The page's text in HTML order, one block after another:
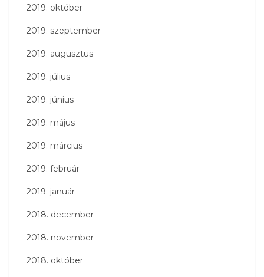
2019. október
2019. szeptember
2019. augusztus
2019. július
2019. június
2019. május
2019. március
2019. február
2019. január
2018. december
2018. november
2018. október